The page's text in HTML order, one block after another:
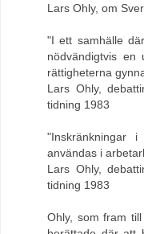
Lars Ohly, om
"I ett samhälle
nödvändigtvis en
rättigheterna
Lars Ohly,
tidning 1983
"Inskränkningar
användas i
Lars Ohly,
tidning 1983
Ohly, som fram